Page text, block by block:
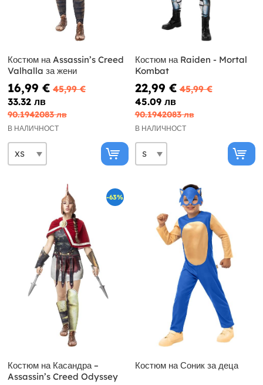
Костюм на Assassin’s Creed
Valhalla за жени
16,99 € 45,99 €
33.32 лв
90.1942083 лв
В НАЛИЧНОСТ
Костюм на Raiden - Mortal
Kombat
22,99 € 45,99 €
45.09 лв
90.1942083 лв
В НАЛИЧНОСТ
-63%
Костюм на Касандра –
Assassin’s Creed Odyssey
Костюм на Соник за деца